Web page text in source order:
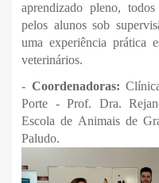
aprendizado pleno,
pelos alunos sob
uma experiência prática
veterinários.
- Coordenadoras:
Porte - Prof. Dra.
Escola de Animais de
Paludo.